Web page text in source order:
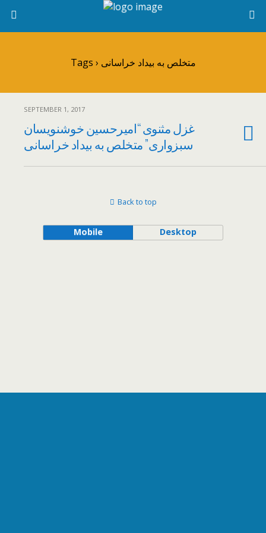
Tags › متخلص به بیداد خراسانی
SEPTEMBER 1, 2017
غزل مثنوی “امیرحسین خوشنویسان
سبزواری” متخلص به بیداد خراسانی
Back to top
Mobile Desktop